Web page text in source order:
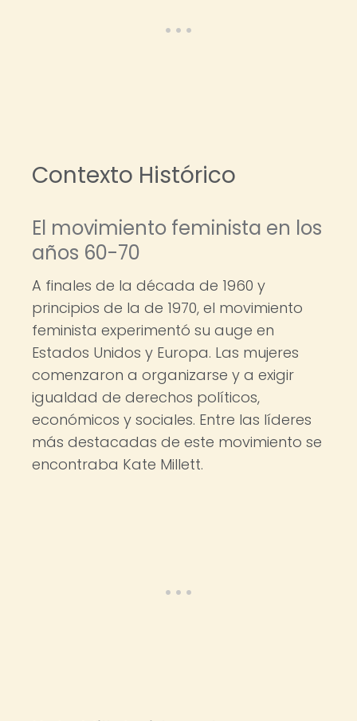
Contexto Histórico
El movimiento feminista en los
años 60-70
A finales de la década de 1960 y
principios de la de 1970, el movimiento
feminista experimentó su auge en
Estados Unidos y Europa. Las mujeres
comenzaron a organizarse y a exigir
igualdad de derechos políticos,
económicos y sociales. Entre las líderes
más destacadas de este movimiento se
encontraba Kate Millett.